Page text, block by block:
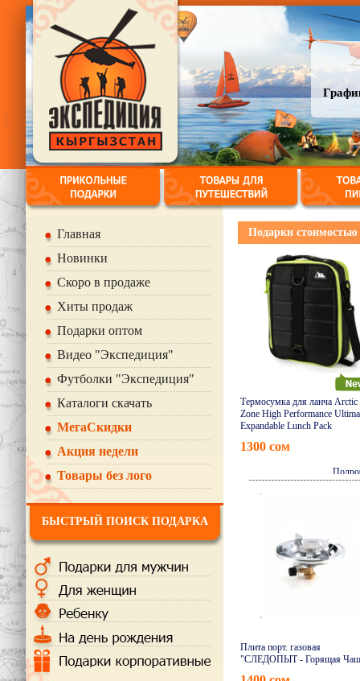
Главная
Новинки
Скоро в продаже
Хиты продаж
Подарки оптом
Видео "Экспедиция"
Футболки "Экспедиция"
Каталоги скачать
МегаСкидки
Акция недели
Товары без лого
БЫСТРЫЙ ПОИСК ПОДАРКА
Подарки стоимостью
Термосумка для ланча Arctic
Zone High Performance
Expandable Lunch Pack
1300 сом
Плита порт. газовая
"СЛЕДОПЫТ - Горящая